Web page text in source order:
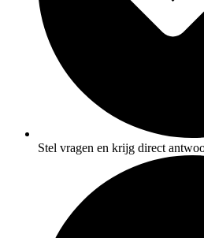
Stel vragen en krijg direct